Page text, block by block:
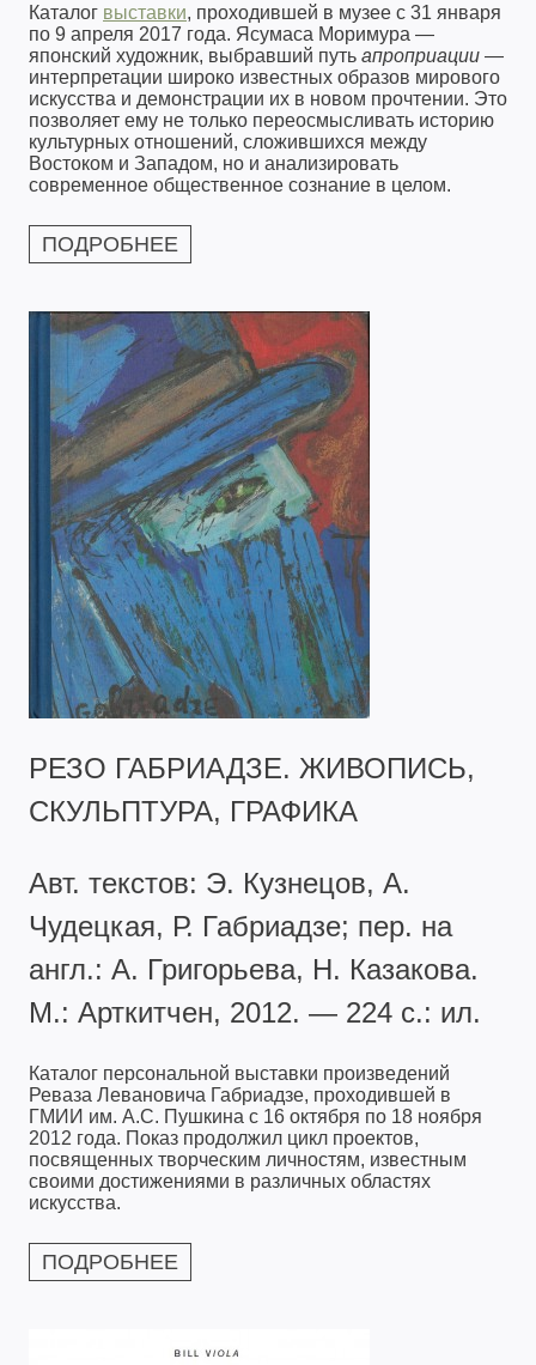
Каталог выставки, проходившей в музее с 31 января
по 9 апреля 2017 года. Ясумаса Моримура —
японский художник, выбравший путь апроприации —
интерпретации широко известных образов мирового
искусства и демонстрации их в новом прочтении. Это
позволяет ему не только переосмысливать историю
культурных отношений, сложившихся между
Востоком и Западом, но и анализировать
современное общественное сознание в целом.
ПОДРОБНЕЕ
РЕЗО ГАБРИАДЗЕ. ЖИВОПИСЬ,
СКУЛЬПТУРА, ГРАФИКА
Авт. текстов: Э. Кузнецов, А.
Чудецкая, Р. Габриадзе; пер. на
англ.: А. Григорьева, Н. Казакова.
М.: Арткитчен, 2012. — 224 с.: ил.
Каталог персональной выставки произведений
Реваза Левановича Габриадзе, проходившей в
ГМИИ им. А.С. Пушкина с 16 октября по 18 ноября
2012 года. Показ продолжил цикл проектов,
посвященных творческим личностям, известным
своими достижениями в различных областях
искусства.
ПОДРОБНЕЕ